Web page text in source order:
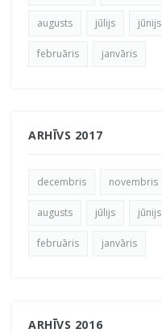
augusts jūlijs jūnijs
februāris janvāris
ARHĪVS 2017
decembris novembris
augusts jūlijs jūnijs
februāris janvāris
ARHĪVS 2016